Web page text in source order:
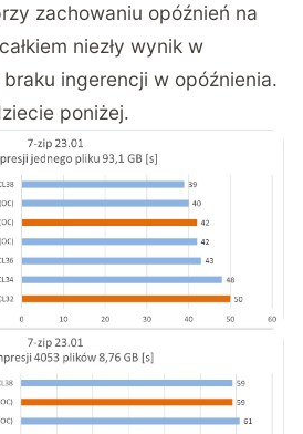
zachowaniu opóźnień na
niezły wynik w
ingerencji w opóźnienia.
poniżej.